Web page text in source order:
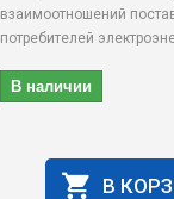
взаимоотношений
потребителей
В наличии
В